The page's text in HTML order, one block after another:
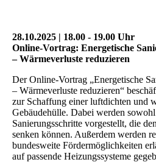
28.10.2025 | 18.00 - 19.00 Uhr
Online-Vortrag: Energetische
– Wärmeverluste reduzieren
Der Online-Vortrag „Energetische
– Wärmeverluste reduzieren“
zur Schaffung einer luftdichten und
Gebäudehülle. Dabei werden
Sanierungsschritte vorgestellt, die
senken können. Außerdem werden
bundesweite Fördermöglichkeiten
auf passende Heizungssysteme